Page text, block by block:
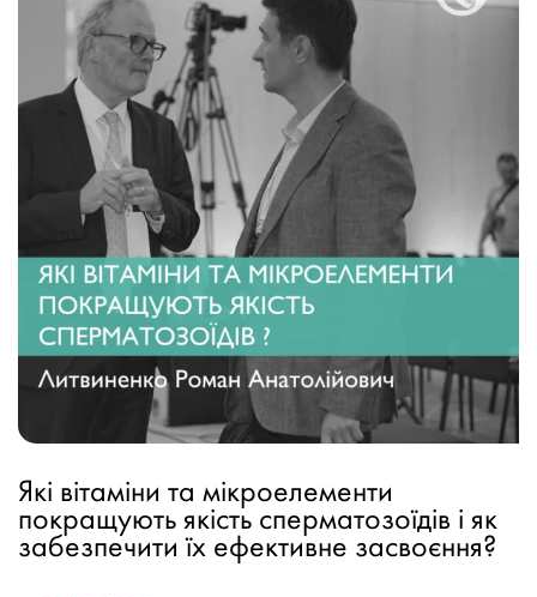
Які вітаміни та мікроелементи
покращують якість сперматозоїдів і як
забезпечити їх ефективне засвоєння?